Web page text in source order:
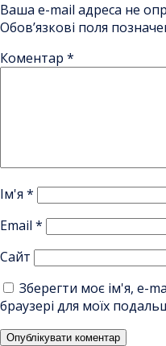
Ваша e-mail адреса не
Обов’язкові поля
Коментар *
Ім'я *
Email *
Сайт
Зберегти моє ім'я, e-
браузері для моїх